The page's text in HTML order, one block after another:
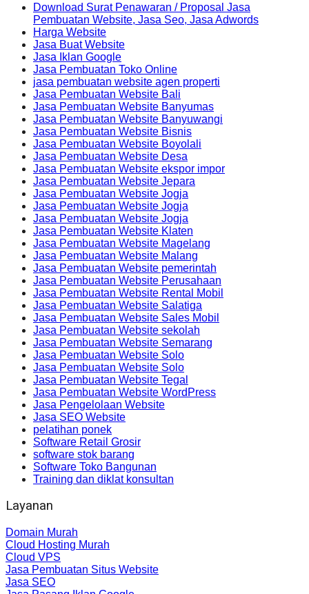
Download Surat Penawaran / Proposal Jasa
Pembuatan Website, Jasa Seo, Jasa Adwords
Harga Website
Jasa Buat Website
Jasa Iklan Google
Jasa Pembuatan Toko Online
jasa pembuatan website agen properti
Jasa Pembuatan Website Bali
Jasa Pembuatan Website Banyumas
Jasa Pembuatan Website Banyuwangi
Jasa Pembuatan Website Bisnis
Jasa Pembuatan Website Boyolali
Jasa Pembuatan Website Desa
Jasa Pembuatan Website ekspor impor
Jasa Pembuatan Website Jepara
Jasa Pembuatan Website Jogja
Jasa Pembuatan Website Jogja
Jasa Pembuatan Website Jogja
Jasa Pembuatan Website Klaten
Jasa Pembuatan Website Magelang
Jasa Pembuatan Website Malang
Jasa Pembuatan Website pemerintah
Jasa Pembuatan Website Perusahaan
Jasa Pembuatan Website Rental Mobil
Jasa Pembuatan Website Salatiga
Jasa Pembuatan Website Sales Mobil
Jasa Pembuatan Website sekolah
Jasa Pembuatan Website Semarang
Jasa Pembuatan Website Solo
Jasa Pembuatan Website Solo
Jasa Pembuatan Website Tegal
Jasa Pembuatan Website WordPress
Jasa Pengelolaan Website
Jasa SEO Website
pelatihan ponek
Software Retail Grosir
software stok barang
Software Toko Bangunan
Training dan diklat konsultan
Layanan
Domain Murah
Cloud Hosting Murah
Cloud VPS
Jasa Pembuatan Situs Website
Jasa SEO